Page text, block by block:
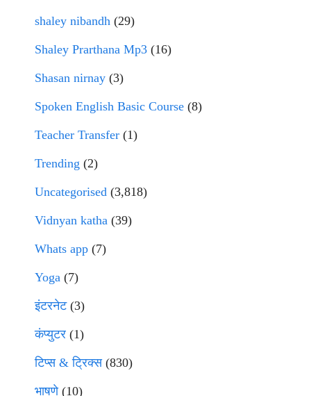
shaley nibandh (29)
Shaley Prarthana Mp3 (16)
Shasan nirnay (3)
Spoken English Basic Course (8)
Teacher Transfer (1)
Trending (2)
Uncategorised (3,818)
Vidnyan katha (39)
Whats app (7)
Yoga (7)
इंटरनेट(3)
कंप्युटर (1)
टिप्स & ट्रिक्स(830)
भाषणे(10)